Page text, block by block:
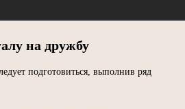
на дружбу
подготовиться, выполнив ряд